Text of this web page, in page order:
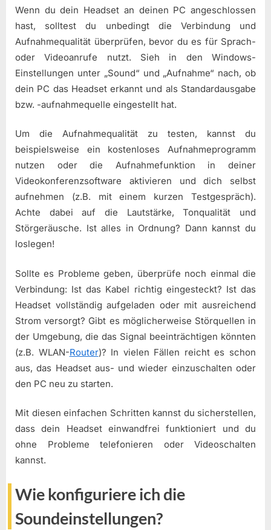
Wenn du dein Headset an deinen PC angeschlossen
hast, solltest du unbedingt die Verbindung und
Aufnahmequalität überprüfen, bevor du es für Sprach-
oder Videoanrufe nutzt. Sieh in den Windows-
Einstellungen unter „Sound“ und „Aufnahme“ nach, ob
dein PC das Headset erkannt und als Standardausgabe
bzw. -aufnahmequelle eingestellt hat.
Um die Aufnahmequalität zu testen, kannst du
beispielsweise ein kostenloses Aufnahmeprogramm
nutzen oder die Aufnahmefunktion in deiner
Videokonferenzsoftware aktivieren und dich selbst
aufnehmen (z.B. mit einem kurzen Testgespräch).
Achte dabei auf die Lautstärke, Tonqualität und
Störgeräusche. Ist alles in Ordnung? Dann kannst du
loslegen!
Sollte es Probleme geben, überprüfe noch einmal die
Verbindung: Ist das Kabel richtig eingesteckt? Ist das
Headset vollständig aufgeladen oder mit ausreichend
Strom versorgt? Gibt es möglicherweise Störquellen in
der Umgebung, die das Signal beeinträchtigen könnten
(z.B. WLAN-Router)? In vielen Fällen reicht es schon
aus, das Headset aus- und wieder einzuschalten oder
den PC neu zu starten.
Mit diesen einfachen Schritten kannst du sicherstellen,
dass dein Headset einwandfrei funktioniert und du
ohne Probleme telefonieren oder Videoschalten
kannst.
Wie konfiguriere ich die
Soundeinstellungen?